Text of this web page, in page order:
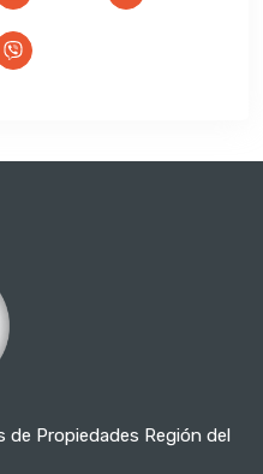
de Propiedades Región del